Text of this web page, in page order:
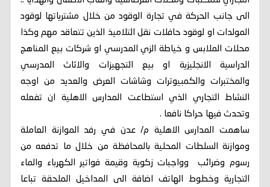
الى جانب الحركة في تجارة الوقود من خلال مشترياتها لوقود
المولدات او لوقود حافلات نقل التلاميذ الذين تتعاقد مهم وكذا
محلات الملابس و خياطة الزي المدرسي او شركات بيع المناهج
الدراسية الانجليزية او بيع التجهيزات والاثاث المدرسي
والمختبرات والكمبيوترات وشاشات العرض والعديد من اوجه
النشاط التجاري الذي استطاعت المدارس الاهلية ان تفعله
وتحدث فيها حراكا نافعا .
ساهمت المدارس الاهلية م/ عدن في رفد الموازنة العاملة
وموازنة السلطات المحلية بالمحافظة من خلال ما تدفعه من
رسوم وضرائب وواجبات زكوية وقيمة فواتير الكهرباء والماء
التجارية وخطوط الهاتف اضافة الى المداخيل الملحقة تباعا